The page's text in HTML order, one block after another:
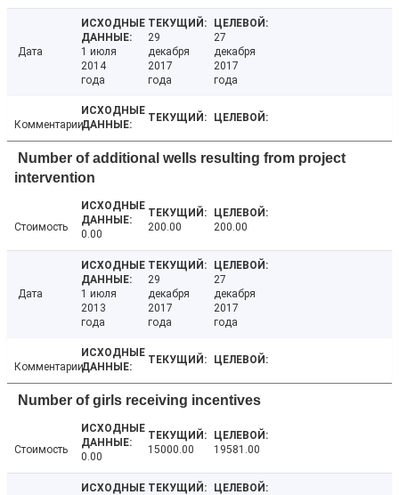
Дата
1 июля
2014
года
29
декабря
2017
года
27
декабря
2017
года
Комментарии
Number of additional wells resulting from project
intervention
Стоимость
0.00
200.00 200.00
Дата
1 июля
2013
года
29
декабря
2017
года
27
декабря
2017
года
Комментарии
Number of girls receiving incentives
Стоимость
0.00
15000.00 19581.00